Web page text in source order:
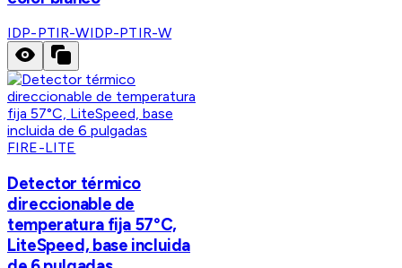
IDP-PTIR-WIDP-PTIR-W
FIRE-LITE
Detector térmico
direccionable de
temperatura fija 57°C,
LiteSpeed, base incluida